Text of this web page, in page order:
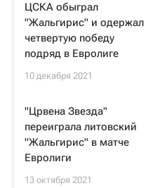
ЦСКА обыграл
"Жальгирис" и одержал
четвертую победу
подряд в Евролиге
10 декабря 2021
"Црвена Звезда"
переиграла литовский
"Жальгирис" в матче
Евролиги
13 октября 2021